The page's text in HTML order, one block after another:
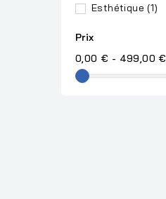
Esthétique (1)
Prix
0,00 € - 499,00 €